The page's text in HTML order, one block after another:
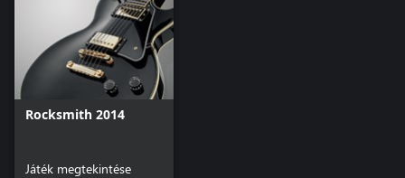
Rocksmith 2014
Játék megtekintése